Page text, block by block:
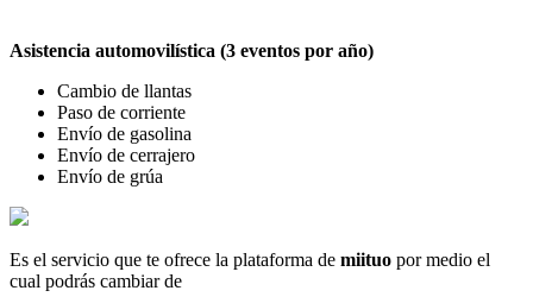
Asistencia automovilística (3 eventos por año)
Cambio de llantas
Paso de corriente
Envío de gasolina
Envío de cerrajero
Envío de grúa
Es el servicio que te ofrece la plataforma de miituo por medio el
cual podrás cambiar de